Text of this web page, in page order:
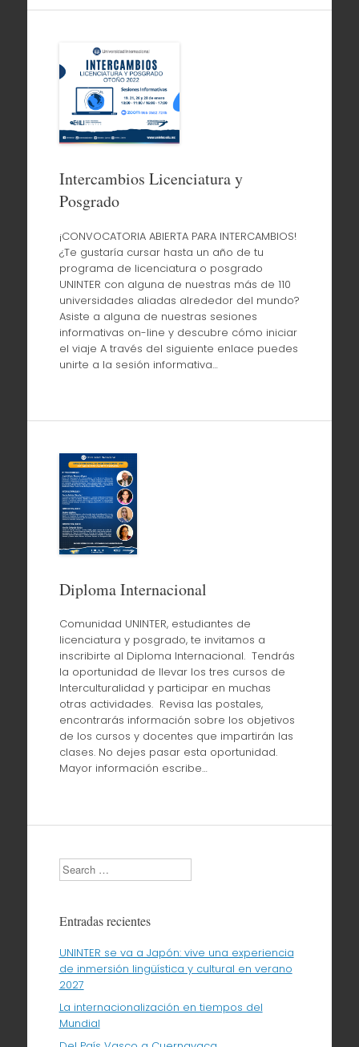
Intercambios Licenciatura y
Posgrado
¡CONVOCATORIA ABIERTA PARA INTERCAMBIOS!
¿Te gustaría cursar hasta un año de tu
programa de licenciatura o posgrado
UNINTER con alguna de nuestras más de 110
universidades aliadas alrededor del mundo?
Asiste a alguna de nuestras sesiones
informativas on-line y descubre cómo iniciar
el viaje A través del siguiente enlace puedes
unirte a la sesión informativa…
Diploma Internacional
Comunidad UNINTER, estudiantes de
licenciatura y posgrado, te invitamos a
inscribirte al Diploma Internacional. Tendrás
la oportunidad de llevar los tres cursos de
Interculturalidad y participar en muchas
otras actividades. Revisa las postales,
encontrarás información sobre los objetivos
de los cursos y docentes que impartirán las
clases. No dejes pasar esta oportunidad.
Mayor información escribe…
Search
Entradas recientes
UNINTER se va a Japón: vive una experiencia
de inmersión lingüística y cultural en verano
2027
La internacionalización en tiempos del
Mundial